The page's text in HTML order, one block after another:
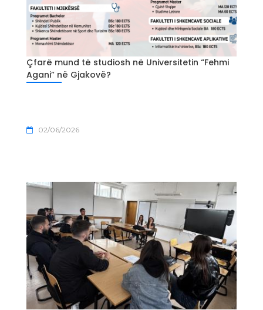
Çfarë mund të studiosh në Universitetin “Fehmi
Agani” në Gjakovë?
02/06/2026